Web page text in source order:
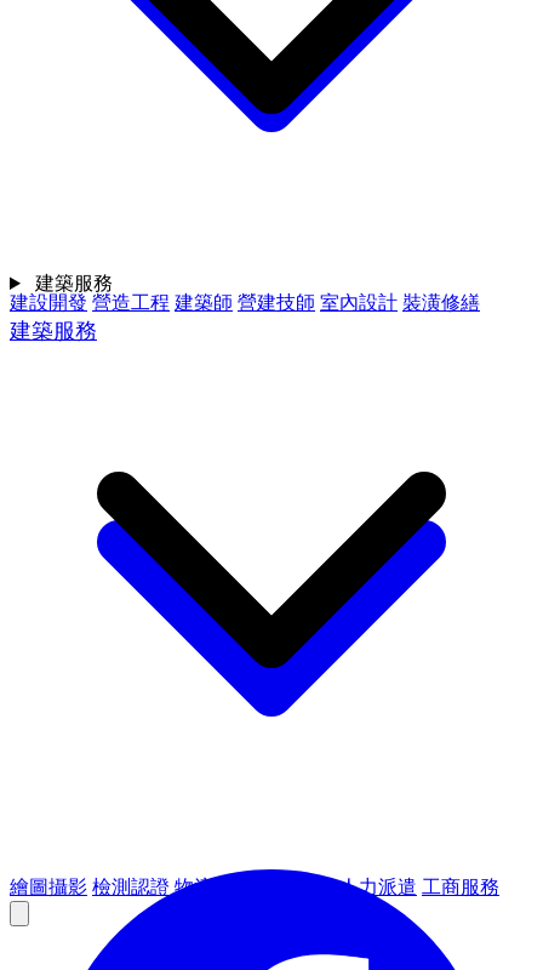
建設開發 營造工程 建築師 營建技師 室內設計 裝潢修繕
建築服務
繪圖攝影 檢測認證 物流倉儲 人力派遣 工商服務
建築服務